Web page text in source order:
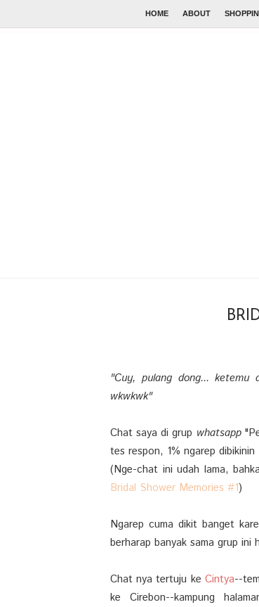
HOME ABOUT
"Cuy, pulang dong... ketemu
wkwkwk"
Chat saya di grup whatsapp
tes respon, 1% ngarep
(Nge-chat ini udah lama,
Bridal Shower Memories #1)
Ngarep cuma dikit banget
berharap banyak sama grup
Chat nya tertuju ke Cintya--
ke Cirebon--kampung